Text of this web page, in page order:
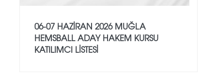
06-07 HAZİRAN 2026 MUĞLA
HEMSBALL ADAY HAKEM KURSU
KATILIMCI LİSTESİ